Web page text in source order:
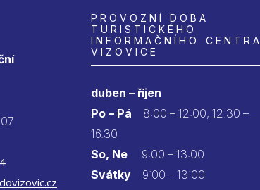
PROVOZNÍ DOBA
TURISTICKÉHO
INFORMAČNÍHO CENTRA
VIZOVICE
duben – říjen
Po – Pá
8:00 – 12:00, 12.30 –
16.30
So, Ne9:00 – 13:00
Svátky9:00 – 13:00